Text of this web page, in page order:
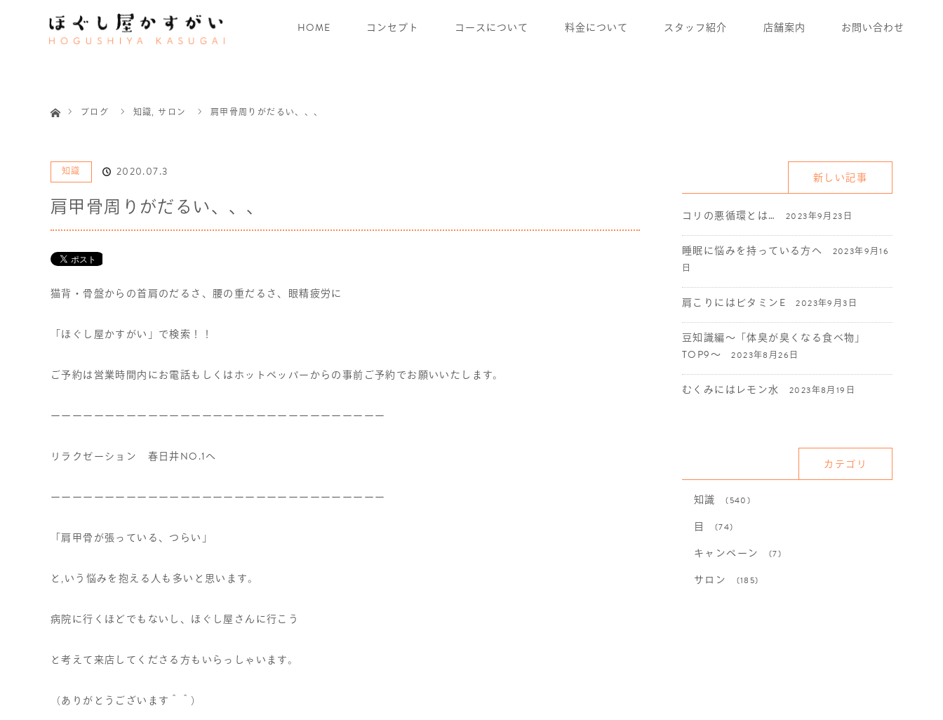
HOME コンセプト コースについて 料金について スタッフ紹介 店舗案内 お問い合わせ
ブログ
知識, サロン 肩甲骨周りがだるい、、、
知識 2020.07.3
肩甲骨周りがだるい、、、
猫背・骨盤からの首肩のだるさ、腰の重だるさ、眼精疲労に
「ほぐし屋かすがい」で検索！！
ご予約は営業時間内にお電話もしくはホットペッパーからの事前ご予約でお願いいたします。
ーーーーーーーーーーーーーーーーーーーーーーーーーーーーーーー
リラクゼーション 春日井NO.1へ
ーーーーーーーーーーーーーーーーーーーーーーーーーーーーーーー
「肩甲骨が張っている、つらい」
と ,いう悩みを抱える人も多いと思います。
病院に行くほどでもないし、ほぐし屋さんに行こう
と考えて来店してくださる方もいらっしゃいます。
（ありがとうございます＾＾）
新しい記事
コリの悪循環とは… 2023年9月23日
睡眠に悩みを持っている方へ
2023年9月16
日
肩こりにはビタミンE 2023年9月3日
豆知識編〜「体臭が臭くなる食べ物」
TOP9〜
2023年8月26日
むくみにはレモン水 2023年8月19日
カテゴリ
知識 (540)
目 (74)
キャンペーン (7)
サロン (185)